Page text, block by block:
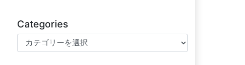
Categories
Categories